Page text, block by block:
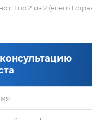
с 1 по 2 из 2 (всего 1